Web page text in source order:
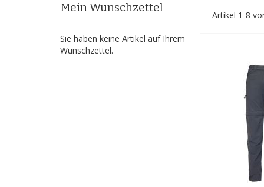
Artikel 1 -8
Mein Wunschzettel
Sie haben keine Artikel auf Ihrem
Wunschzettel.